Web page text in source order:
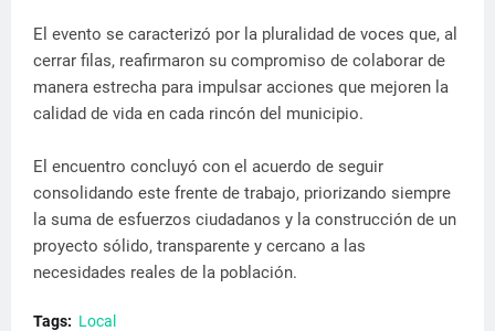
El evento se caracterizó por la pluralidad de voces que, al
cerrar filas, reafirmaron su compromiso de colaborar de
manera estrecha para impulsar acciones que mejoren la
calidad de vida en cada rincón del municipio.
El encuentro concluyó con el acuerdo de seguir
consolidando este frente de trabajo, priorizando siempre
la suma de esfuerzos ciudadanos y la construcción de un
proyecto sólido, transparente y cercano a las
necesidades reales de la población.
Tags: Local